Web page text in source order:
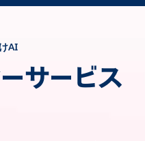
AI
サービス